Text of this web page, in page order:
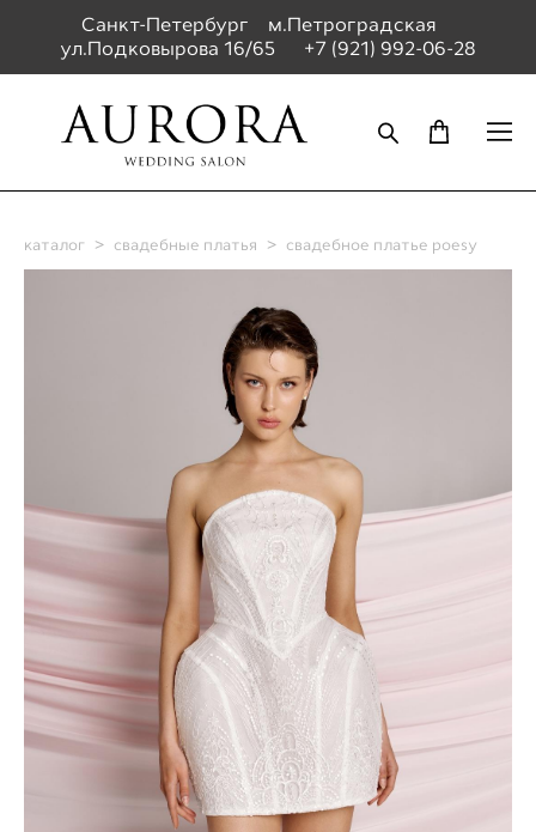
Санкт-Петербург м.Петроградская
ул.Подковырова 16/65 +7 (921) 992-06-28
каталог > свадебные платья > свадебное платье poesy